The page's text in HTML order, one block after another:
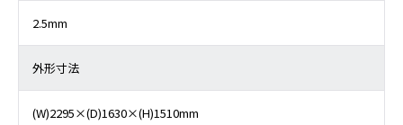
2.5mm
外形寸法
(W)2295×(D)1630×(H)1510mm